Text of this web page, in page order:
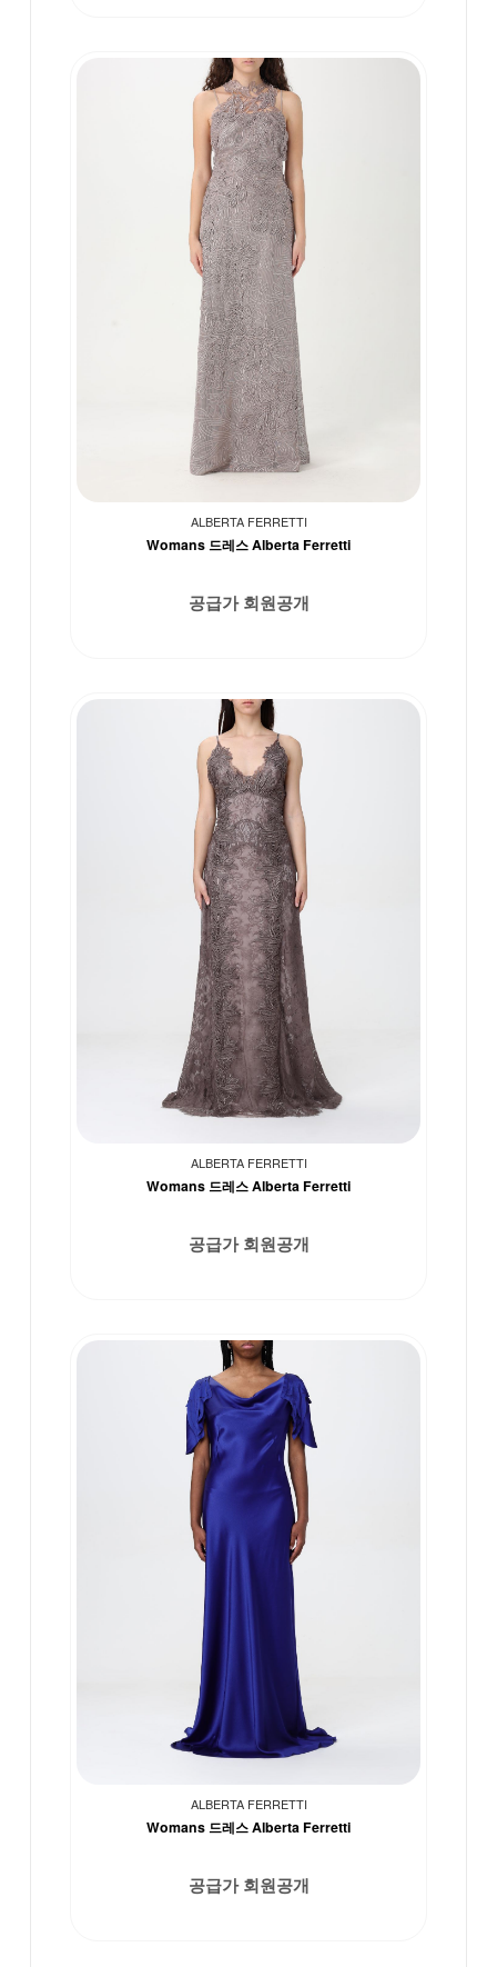
ALBERTA FERRETTI
Womans 드레스 Alberta Ferretti
공급가 회원공개
ALBERTA FERRETTI
Womans 드레스 Alberta Ferretti
공급가 회원공개
ALBERTA FERRETTI
Womans 드레스 Alberta Ferretti
공급가 회원공개